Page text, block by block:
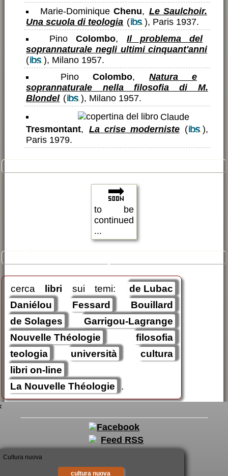
Marie-DominiqueChenu, Le Saulchoir.
Una scuola di teologia (
), Paris 1937.
Pino Colombo, Il problema del
soprannaturale negli ultimi cinquant'anni
(
), Milano 1957.
Pino Colombo, Natura e
soprannaturale nella filosofia di M.
Blondel (
), Milano 1957.
Claude
Tresmontant, La crise moderniste (
),
Paris 1979.
🔜
to be
continued
...
cerca libri sui temi:
de Lubac
Daniélou
Fessard
Bouillard
de Solages
Garrigou-Lagrange
Nouvelle Théologie
filosofia
teologia
università
cultura
libri on-line
La Nouvelle Théologie
.
cultura nuova